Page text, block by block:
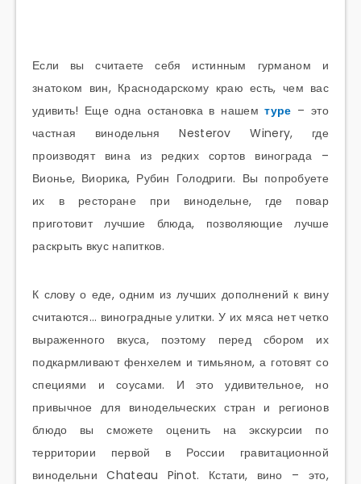
Если вы считаете себя истинным гурманом и
знатоком вин, Краснодарскому краю есть, чем вас
удивить! Еще одна остановка в нашемтуре – это
частная винодельня Nesterov Winery, где
производят вина из редких сортов винограда –
Вионье, Виорика, Рубин Голодриги. Вы попробуете
их в ресторане при винодельне, где повар
приготовит лучшие блюда, позволяющие лучше
раскрыть вкус напитков.
К слову о еде, одним из лучших дополнений к вину
считаются… виноградные улитки. У их мяса нет четко
выраженного вкуса, поэтому перед сбором их
подкармливают фенхелем и тимьяном, а готовят со
специями и соусами. И это удивительное, но
привычное для винодельческих стран и регионов
блюдо вы сможете оценить на экскурсии по
территории первой в России гравитационной
винодельни Chateau Pinot. Кстати, вино – это,